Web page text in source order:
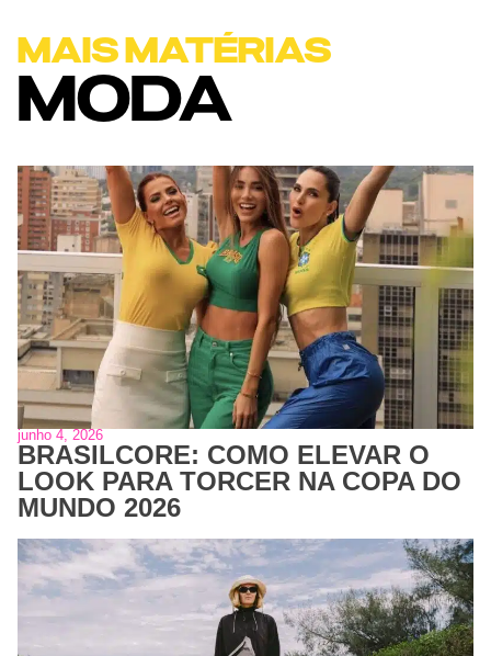
MAIS MATÉRIAS
MODA
junho 4, 2026
BRASILCORE: COMO ELEVAR O
LOOK PARA TORCER NA COPA DO
MUNDO 2026